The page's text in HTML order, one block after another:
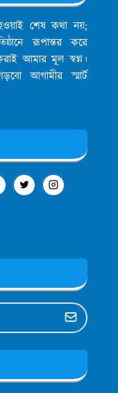
হওয়াই শেষ কথা নয়;
রূপান্তর করে
আমার মূল স্বপ্ন।
আগামীর স্মার্ট